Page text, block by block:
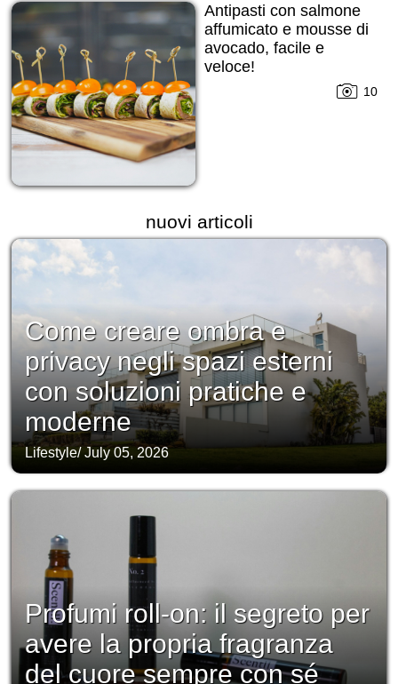
Antipasti con salmone
affumicato e mousse di
avocado, facile e
veloce!
10
nuovi articoli
Come creare ombra e
privacy negli spazi esterni
con soluzioni pratiche e
moderne
Lifestyle/July 05, 2026
Profumi roll-on: il segreto per
avere la propria fragranza
del cuore sempre con sé